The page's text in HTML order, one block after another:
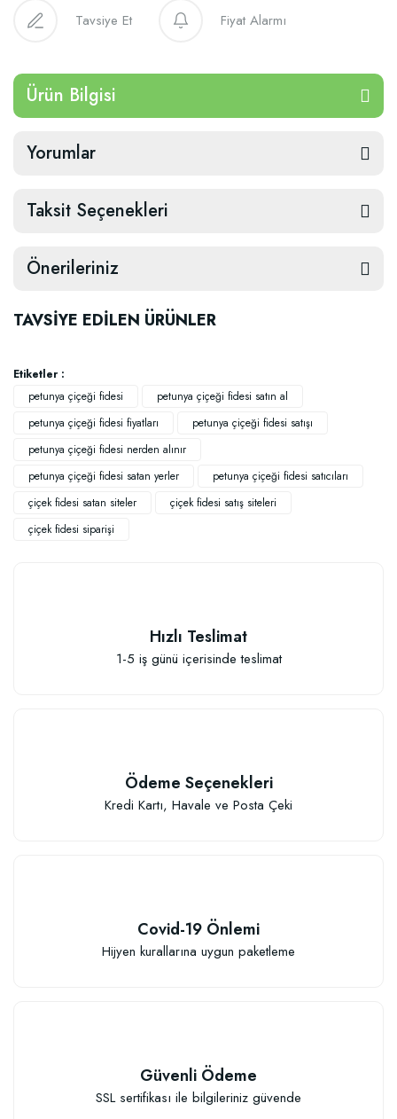
Tavsiye Et Fiyat Alarmı
Ürün Bilgisi
Yorumlar
Taksit Seçenekleri
Önerileriniz
TAVSİYE EDİLEN ÜRÜNLER
Sebze ve Çiçek Fidesi Dikim Gübresi (50 Fide İçin)
TÜKENDI
Verim Artırıcı Süper Organik Sıvı Yarasa Gübresi (1 litre)
Etiketler :
petunya çiçeği fidesi
petunya çiçeği fidesi satın al
petunya çiçeği fidesi fiyatları
petunya çiçeği fidesi satışı
petunya çiçeği fidesi nerden alınır
petunya çiçeği fidesi satan yerler
petunya çiçeği fidesi satıcıları
çiçek fidesi satan siteler
çiçek fidesi satış siteleri
çiçek fidesi siparişi
Hızlı Teslimat
1-5 iş günü içerisinde teslimat
Ödeme Seçenekleri
Kredi Kartı, Havale ve Posta Çeki
Covid-19 Önlemi
Hijyen kurallarına uygun paketleme
Güvenli Ödeme
SSL sertifikası ile bilgileriniz güvende